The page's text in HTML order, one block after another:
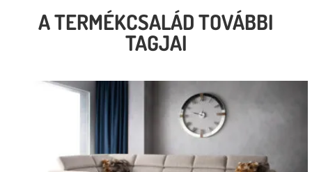
A TERMÉKCSALÁD TOVÁBBI
TAGJAI